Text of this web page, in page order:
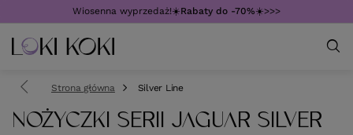
Wiosenna wyprzedaż!☀️Rabaty do -70%☀️>>>
Strona główna Silver Line
NOŻYCZKI SERII JAGUAR SILVER